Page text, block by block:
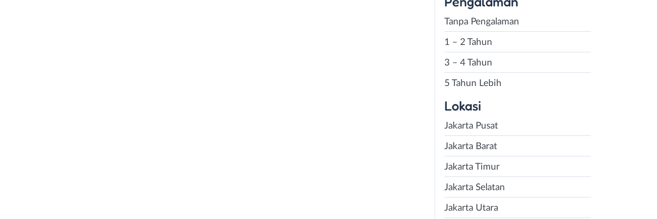
Tanpa Pengalaman
1 – 2 Tahun
3 – 4 Tahun
5 Tahun Lebih
Lokasi
Jakarta Pusat
Jakarta Barat
Jakarta Timur
Jakarta Selatan
Jakarta Utara